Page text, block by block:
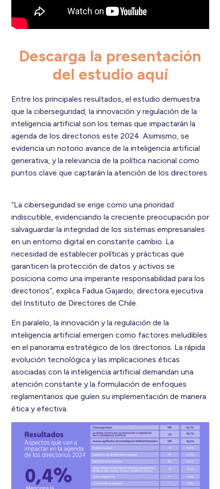
Descarga la presentación
del estudio aquí
Entre los principales resultados, el estudio demuestra
que la ciberseguridad, la innovación y regulación de la
inteligencia artificial son los temas que impactarán la
agenda de los directorios este 2024. Asimismo, se
evidencia un notorio avance de la inteligencia artificial
generativa, y la relevancia de la política nacional como
puntos clave que captarán la atención de los directores.
“La ciberseguridad se erige como una prioridad
indiscutible, evidenciando la creciente preocupación por
salvaguardar la integridad de los sistemas empresariales
en un entorno digital en constante cambio. La
necesidad de establecer políticas y prácticas que
garanticen la protección de datos y activos se
posiciona como una imperante responsabilidad para los
directorios”, explica Fadua Gajardo, directora ejecutiva
del Instituto de Directores de Chile.
En paralelo, la innovación y la regulación de la
inteligencia artificial emergen como factores ineludibles
en el panorama estratégico de los directorios. La rápida
evolución tecnológica y las implicaciones éticas
asociadas con la inteligencia artificial demandan una
atención constante y la formulación de enfoques
reglamentarios que guíen su implementación de manera
ética y efectiva.